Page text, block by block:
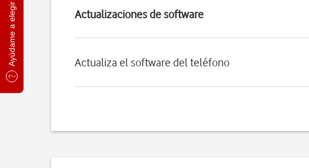
Ayúdame a elegir Actualizaciones de software
Actualiza el software del teléfono